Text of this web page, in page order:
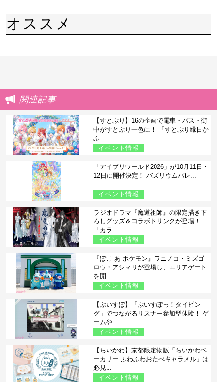
オススメ
関連記事
【すとぷり】16の企画で電車・バス・街
中がすとぷり一色に！ 「すとぷり縁日か
ふ...
イベント情報
「アイプリワールド2026」が10月11日・
12日に開催決定！ バズリウムパレ...
イベント情報
ラジオドラマ『魔道祖師』の限定描き下
ろしグッズ＆コラボドリンクが登場！
「カラ...
イベント情報
『ぽこ あ ポケモン』ワニノコ・ミズゴ
ロウ・アシマリが登場し、エリアゲート
を開...
イベント情報
【ぶいすぽ】「ぶいすぽっ！タイピン
グ」でつながるリスナー参加型体験！ ゲ
ームや...
イベント情報
【ちいかわ】京都限定物販「ちいかわベ
ーカリー ふわふわおたべキャラメル」は
必見...
イベント情報